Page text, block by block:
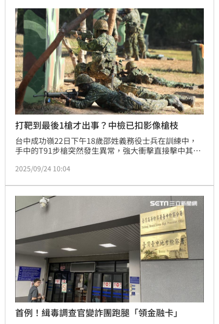
打靶到最後1槍才出事？中檢已扣影像槍枝
台中成功嶺22日下午18歲邵姓義務役士兵在訓練中，
手中的T91步槍突然發生異常，強大衝擊直接擊中其臉
離危險期。法醫高大成研判輕生機率低，到底為何會發
示，目前所有的影像均已調取，槍枝待送鑑定。
2025/09/24 10:04
首例！緝毒調查官變詐團跑腿「領金融卡」